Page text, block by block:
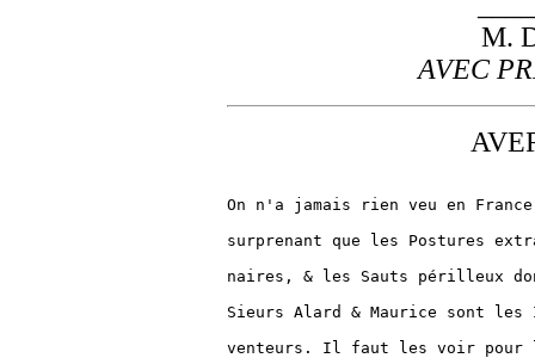
M.
AVEC
On n'a jamais rien veu en
surprenant que les Postures
naires, & les Sauts périlleux
Sieurs Alard & Maurice sont les
venteurs. Il faut les voir